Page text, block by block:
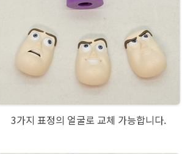
3가지 표정의 얼굴로 교체 가능합니다.